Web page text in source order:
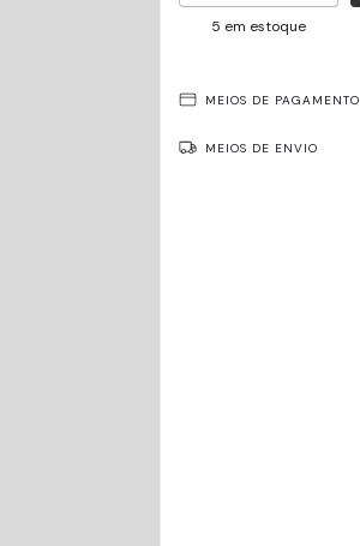
5 em estoque
MEIOS DE PAGAMENTO
MEIOS DE ENVIO